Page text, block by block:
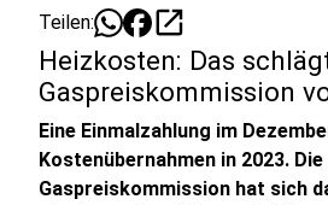
Teilen: open_in_new
Heizkosten: Das
Gaspreiskommission
Eine Einmalzahlung im
Kostenübernahmen in 2023. Die
Gaspreiskommission hat sich